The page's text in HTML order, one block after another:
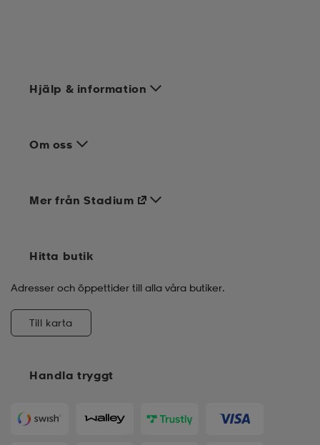
Hjälp & information
Om oss
Handla tryggt
Mer från Stadium
Hitta butik
Adresser och öppettider till alla våra butiker.
Till karta